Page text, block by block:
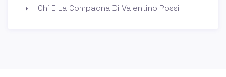
Chi E La Compagna Di Valentino Rossi